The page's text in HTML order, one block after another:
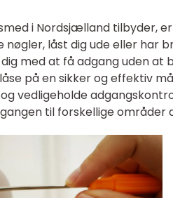
i Nordsjælland tilbyder,
nøgler, låst dig ude eller har
med at få adgang uden at
på en sikker og effektiv
vedligeholde
til forskellige områder